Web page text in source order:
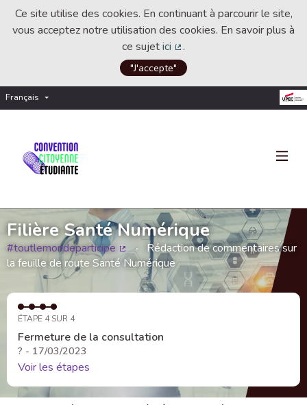
Ce site utilise des cookies. En continuant à parcourir le site,
vous acceptez notre utilisation des cookies. En savoir plus à
ce sujetici
(Lien externe)
.
"J'accepte"
Français Choisir la langue
Filière Santé Numérique
#toutlemondeparticipe
(Lien externe)
Rédaction de commentaires sur
la feuille de route Santé Numérique
ÉTAPE 4 SUR 4
Fermeture de la consultation
? - 17/03/2023
Voir les étapes